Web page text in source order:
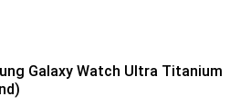
Galaxy Watch Ultra Titanium